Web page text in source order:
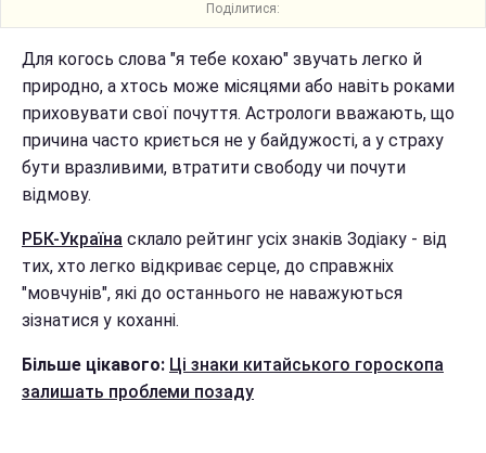
Поділитися:
Для когось слова "я тебе кохаю" звучать легко й
природно, а хтось може місяцями або навіть роками
приховувати свої почуття. Астрологи вважають, що
причина часто криється не у байдужості, а у страху
бути вразливими, втратити свободу чи почути
відмову.
РБК-Україна склало рейтинг усіх знаків Зодіаку - від
тих, хто легко відкриває серце, до справжніх
"мовчунів", які до останнього не наважуються
зізнатися у коханні.
Більше цікавого: Ці знаки китайського гороскопа
залишать проблеми позаду